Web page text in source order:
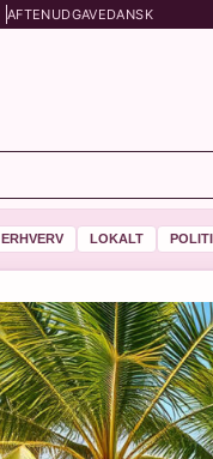
AFTENUDGAVEDANSK
ERHVERV LOKALT